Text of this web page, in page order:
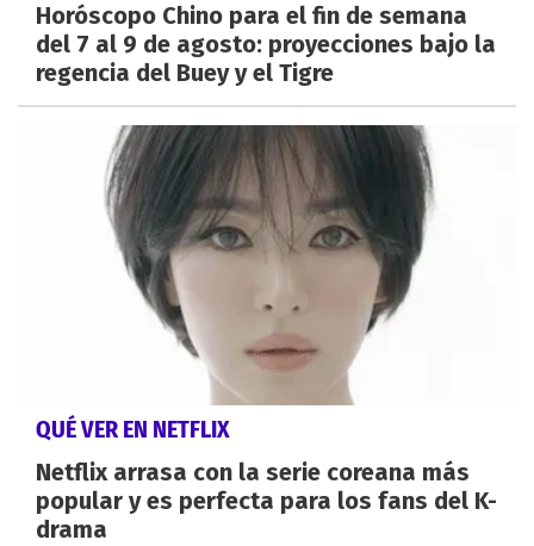
Horóscopo Chino para el fin de semana
del 7 al 9 de agosto: proyecciones bajo la
regencia del Buey y el Tigre
QUÉ VER EN NETFLIX
Netflix arrasa con la serie coreana más
popular y es perfecta para los fans del K-
drama